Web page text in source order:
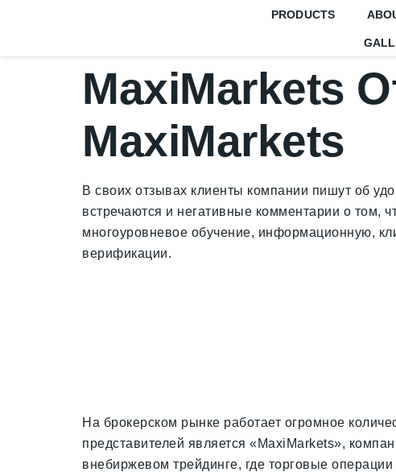
PRODUCTS
MaxiMarkets
MaxiMarkets
В своих отзывах клиенты компании пишут об
встречаются и негативные комментарии о том,
многоуровневое обучение, информационную,
верификации.
На брокерском рынке работает огромное
представителей является «MaxiMarkets»,
внебиржевом трейдинге, где торговые